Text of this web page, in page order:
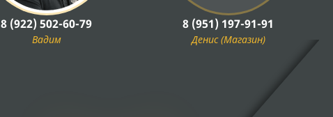
8 (922) 502-60-79
Вадим
8 (951) 197-91-91
Денис (Магазин)